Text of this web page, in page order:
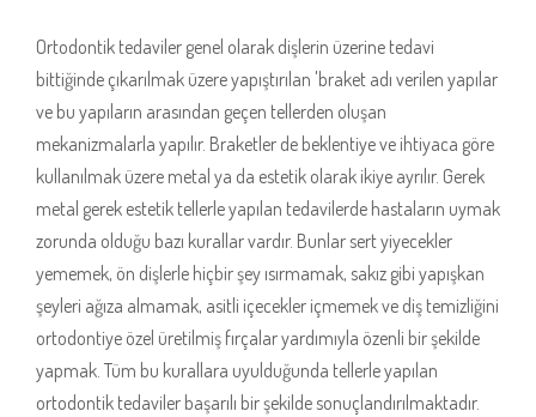
Ortodontik tedaviler genel olarak dişlerin üzerine tedavi
bittiğinde çıkarılmak üzere yapıştırılan 'braket adı verilen yapılar
ve bu yapıların arasından geçen tellerden oluşan
mekanizmalarla yapılır. Braketler de beklentiye ve ihtiyaca göre
kullanılmak üzere metal ya da estetik olarak ikiye ayrılır. Gerek
metal gerek estetik tellerle yapılan tedavilerde hastaların uymak
zorunda olduğu bazı kurallar vardır. Bunlar sert yiyecekler
yememek, ön dişlerle hiçbir şey ısırmamak, sakız gibi yapışkan
şeyleri ağıza almamak, asitli içecekler içmemek ve diş temizliğini
ortodontiye özel üretilmiş fırçalar yardımıyla özenli bir şekilde
yapmak. Tüm bu kurallara uyulduğunda tellerle yapılan
ortodontik tedaviler başarılı bir şekilde sonuçlandırılmaktadır.